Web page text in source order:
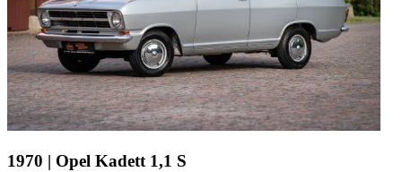
1970 | Opel Kadett 1,1 S